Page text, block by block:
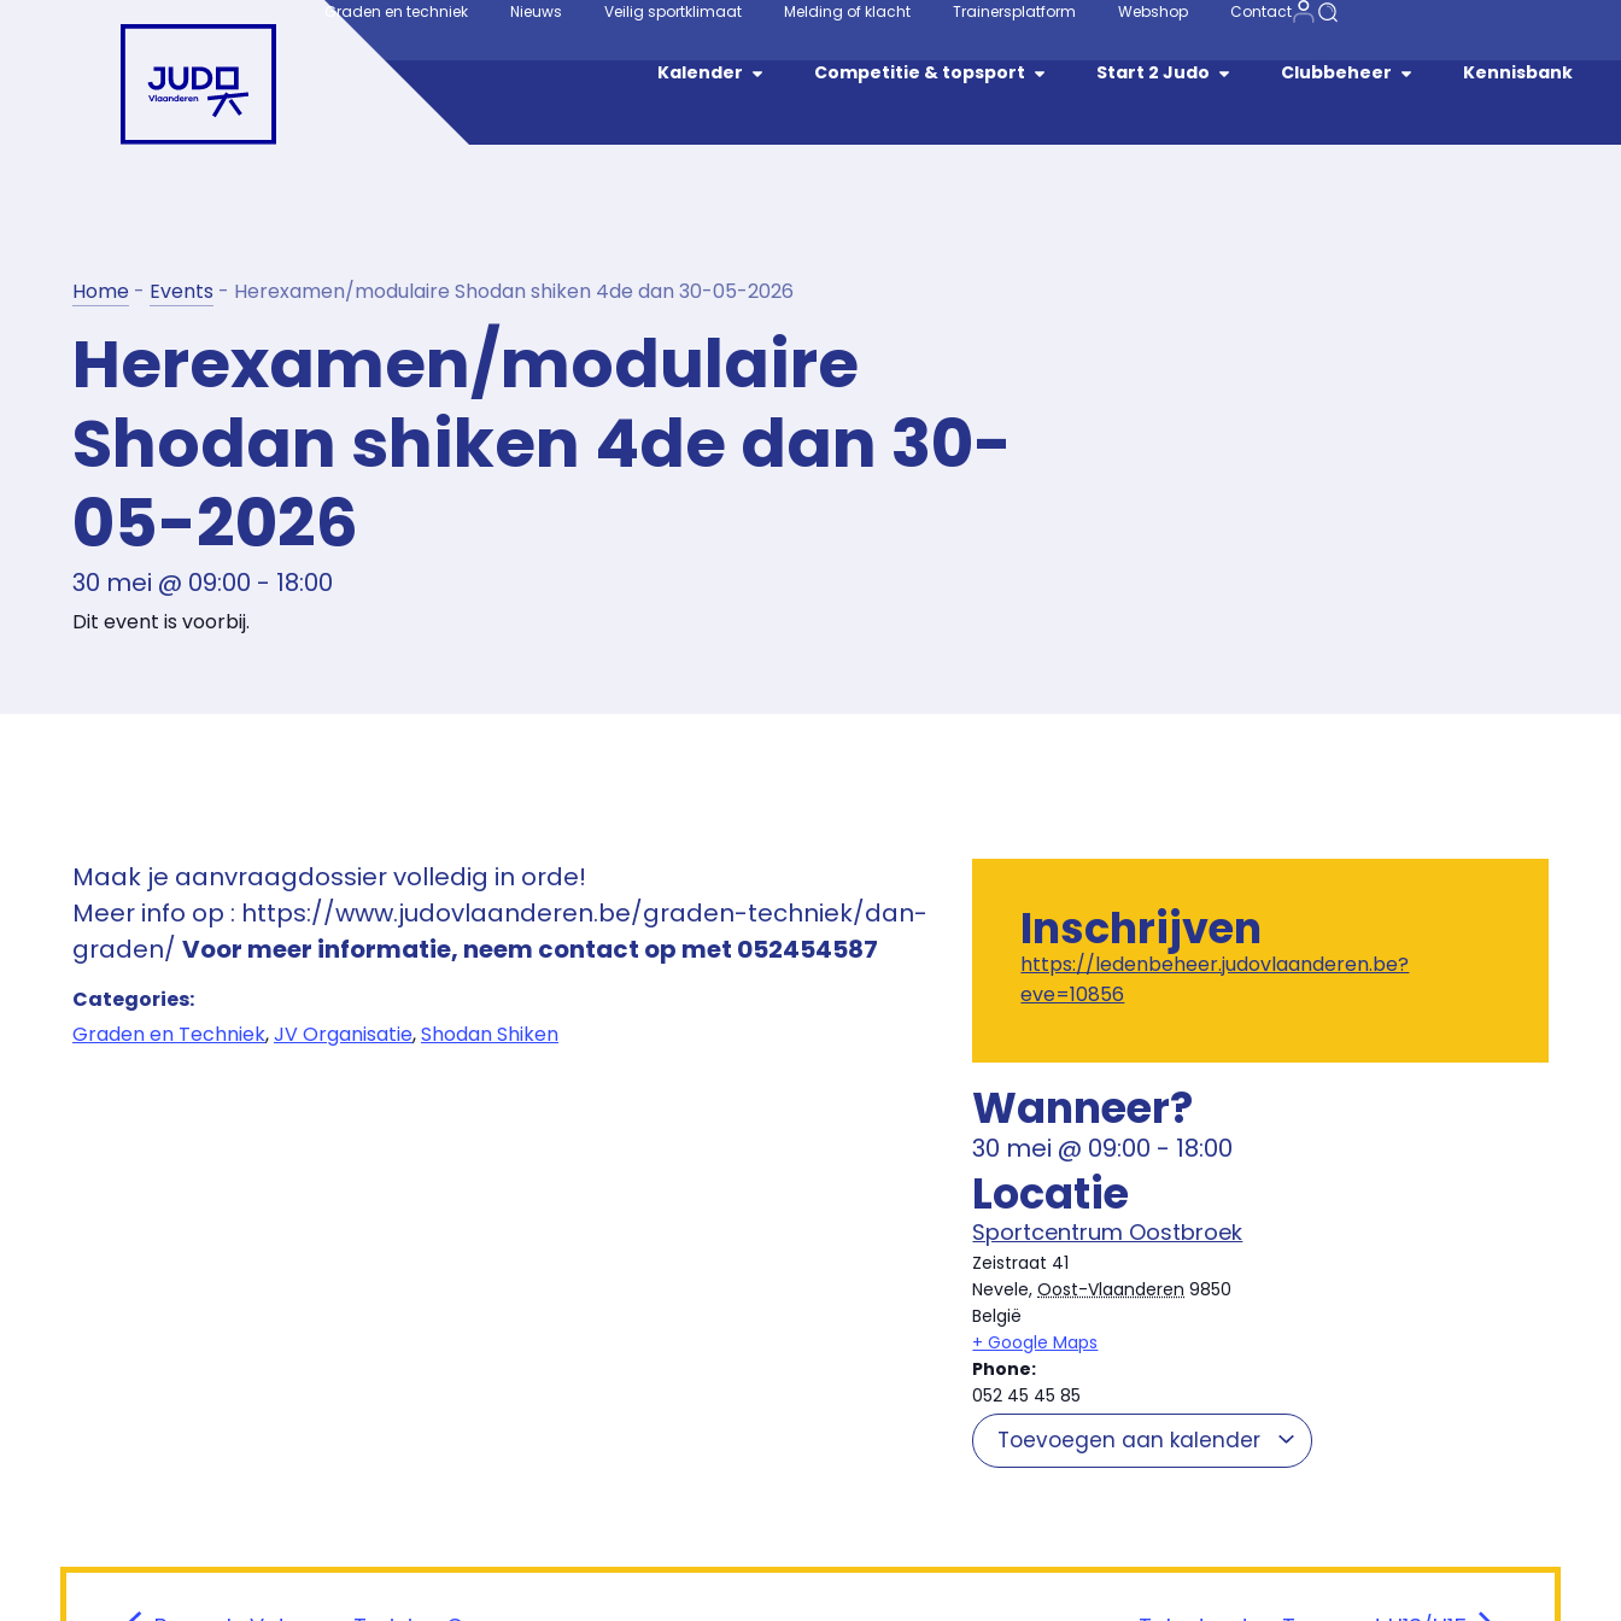
Graden en techniek Nieuws Veilig sportklimaat Melding of klacht Trainersplatform Webshop Contact
Kalender Competitie & topsport Start 2 Judo Clubbeheer Kennisbank
Home - Events - Herexamen/modulaire Shodan shiken 4de dan 30-05-2026
Herexamen/modulaire
Shodan shiken 4de dan 30-
05-2026
30 mei @ 09:00 - 18:00
Dit event is voorbij.
Maak je aanvraagdossier volledig in orde!
Meer info op : https://www.judovlaanderen.be/graden-techniek/dan-
graden/ Voor meer informatie, neem contact op met 052454587
Categories:
Graden en Techniek,JV Organisatie,Shodan Shiken
Inschrijven
https://ledenbeheer.judovlaanderen.be?
eve=10856
Wanneer?
30 mei @ 09:00 - 18:00
Locatie
Sportcentrum Oostbroek
Zeistraat 41
Nevele, Oost-Vlaanderen 9850
België
+ Google Maps
Phone:
052 45 45 85
Toevoegen aan kalender